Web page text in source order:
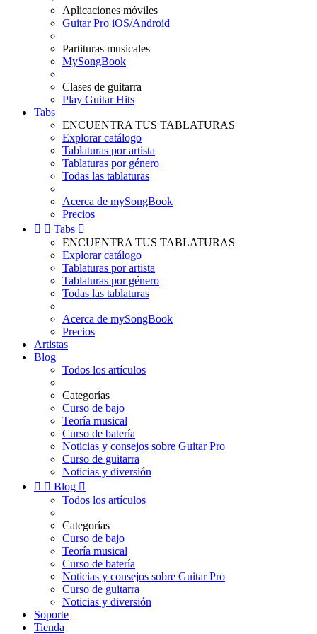
Aplicaciones móviles
Guitar Pro iOS/Android
Partituras musicales
MySongBook
Clases de guitarra
Play Guitar Hits
Tabs
ENCUENTRA TUS TABLATURAS
Explorar catálogo
Tablaturas por artista
Tablaturas por género
Todas las tablaturas
Acerca de mySongBook
Precios
  Tabs 
ENCUENTRA TUS TABLATURAS
Explorar catálogo
Tablaturas por artista
Tablaturas por género
Todas las tablaturas
Acerca de mySongBook
Precios
Artistas
Blog
Todos los artículos
Categorías
Curso de bajo
Teoría musical
Curso de batería
Noticias y consejos sobre Guitar Pro
Curso de guitarra
Noticias y diversión
  Blog 
Todos los artículos
Categorías
Curso de bajo
Teoría musical
Curso de batería
Noticias y consejos sobre Guitar Pro
Curso de guitarra
Noticias y diversión
Soporte
Tienda